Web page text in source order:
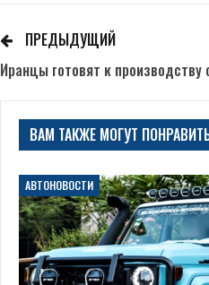
ПРЕДЫДУЩИЙ
Иранцы готовят к
ВАМ ТАКЖЕ МОГУТ
АВТОНОВОСТИ